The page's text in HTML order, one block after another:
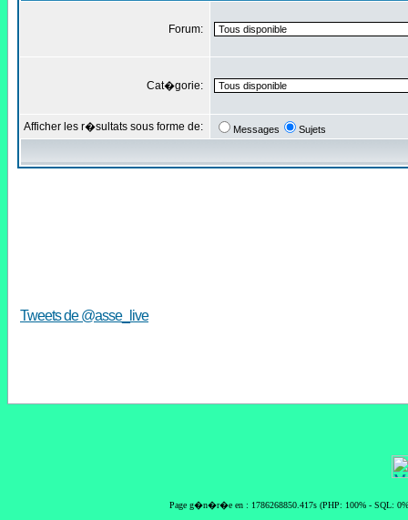
Forum:
Cat�gorie:
Afficher les r�sultats sous forme de: Messages Sujets
Tweets de @asse_live
Page g�n�r�e en : 1786268850.417s (PHP: 100% - SQL: